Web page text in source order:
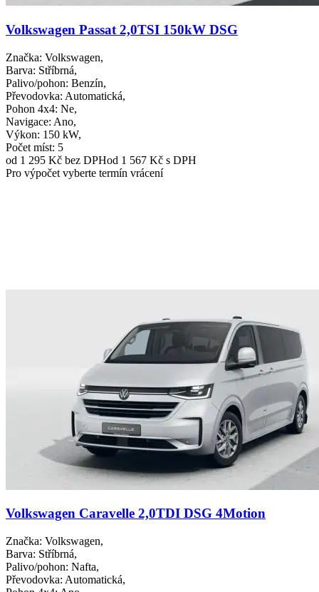
Volkswagen Passat 2,0TSI 150kW DSG
Značka: Volkswagen,
Barva: Stříbrná,
Palivo/pohon: Benzín,
Převodovka: Automatická,
Pohon 4x4: Ne,
Navigace: Ano,
Výkon: 150 kW,
Počet míst: 5
od 1 295 Kč bez DPHod 1 567 Kč s DPH
Pro výpočet vyberte termín vrácení
Volkswagen Caravelle 2,0TDI DSG 4Motion
Značka: Volkswagen,
Barva: Stříbrná,
Palivo/pohon: Nafta,
Převodovka: Automatická,